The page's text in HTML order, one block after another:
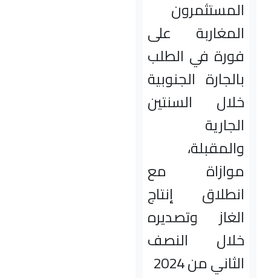
المستثمرون
المغاربة على
فورة في الطلب
بالجارة الجنوبية
خلال السنتين
الجارية
والمقبلة،
موازاة مع
انطلاق إنتاج
الغاز وتصديره
خلال النصف
الثاني من 2024